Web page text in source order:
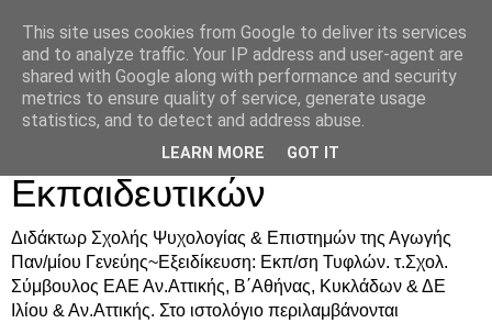
Δρ. Ράνια Χιουρέα-
Συμβουλευτική &
Υποστήριξη Γονέων &
Εκπαιδευτικών
Διδάκτωρ Σχολής Ψυχολογίας & Επιστημών της Αγωγής
Παν/μίου Γενεύης~Εξειδίκευση: Εκπ/ση Τυφλών. τ.Σχολ.
Σύμβουλος ΕΑΕ Αν.Αττικής, Β΄Αθήνας, Κυκλάδων & ΔΕ
Ιλίου & Αν.Αττικής. Στο ιστολόγιο περιλαμβάνονται
This site uses cookies from Google to deliver its services
and to analyze traffic. Your IP address and user-agent are
shared with Google along with performance and security
metrics to ensure quality of service, generate usage
statistics, and to detect and address abuse.
LEARN MORE GOT IT